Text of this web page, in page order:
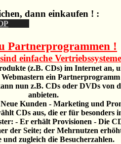
dann einkaufen ! :
Partnerprogrammen !
einfache
(z.B. CDs) im Internet an,
ein Partnerprogramm
nun z.B. CDs oder DVDs von
anbieten.
Kunden - Marketing und
CDs aus, die er für besonders
- Er erhält Provisionen - Die
der Seite; der Mehrnutzen
und zugleich die Besucherzahlen.